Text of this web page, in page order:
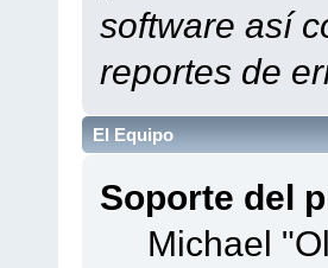
software así
reportes de
El Equipo
Soporte del
Michael